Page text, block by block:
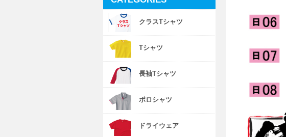
クラスTシャツ
Tシャツ
長袖Tシャツ
ポロシャツ
ドライウェア